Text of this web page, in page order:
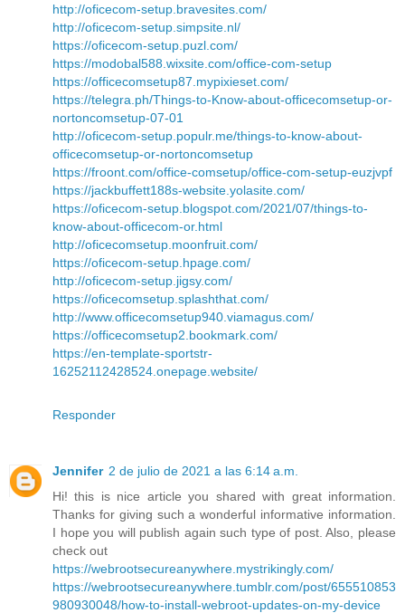
http://oficecom-setup.bravesites.com/
http://oficecom-setup.simpsite.nl/
https://oficecom-setup.puzl.com/
https://modobal588.wixsite.com/office-com-setup
https://officecomsetup87.mypixieset.com/
https://telegra.ph/Things-to-Know-about-officecomsetup-or-
nortoncomsetup-07-01
http://oficecom-setup.populr.me/things-to-know-about-
officecomsetup-or-nortoncomsetup
https://froont.com/office-comsetup/office-com-setup-euzjvpf
https://jackbuffett188s-website.yolasite.com/
https://oficecom-setup.blogspot.com/2021/07/things-to-
know-about-officecom-or.html
http://oficecomsetup.moonfruit.com/
https://oficecom-setup.hpage.com/
http://oficecom-setup.jigsy.com/
https://oficecomsetup.splashthat.com/
http://www.officecomsetup940.viamagus.com/
https://officecomsetup2.bookmark.com/
https://en-template-sportstr-
16252112428524.onepage.website/
Responder
Jennifer 2 de julio de 2021 a las 6:14 a.m.
Hi! this is nice article you shared with great information.
Thanks for giving such a wonderful informative information.
I hope you will publish again such type of post. Also, please
check out
https://webrootsecureanywhere.mystrikingly.com/
https://webrootsecureanywhere.tumblr.com/post/655510853
980930048/how-to-install-webroot-updates-on-my-device